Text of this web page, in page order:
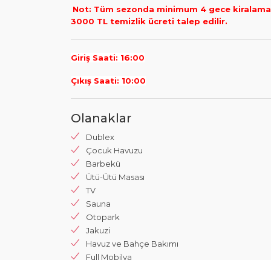
Not: Tüm sezonda minimum 4 gece
3000 TL temizlik ücreti talep edilir.
Giriş Saati: 16:00
Çıkış Saati: 10:00
Olanaklar
Dublex
Çocuk Havuzu
Barbekü
Ütü-Ütü Masası
TV
Sauna
Otopark
Jakuzi
Havuz ve Bahçe Bakımı
Full Mobilya